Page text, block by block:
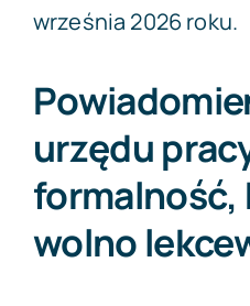
września 2026 roku.
urzędu
formalność,
wolno